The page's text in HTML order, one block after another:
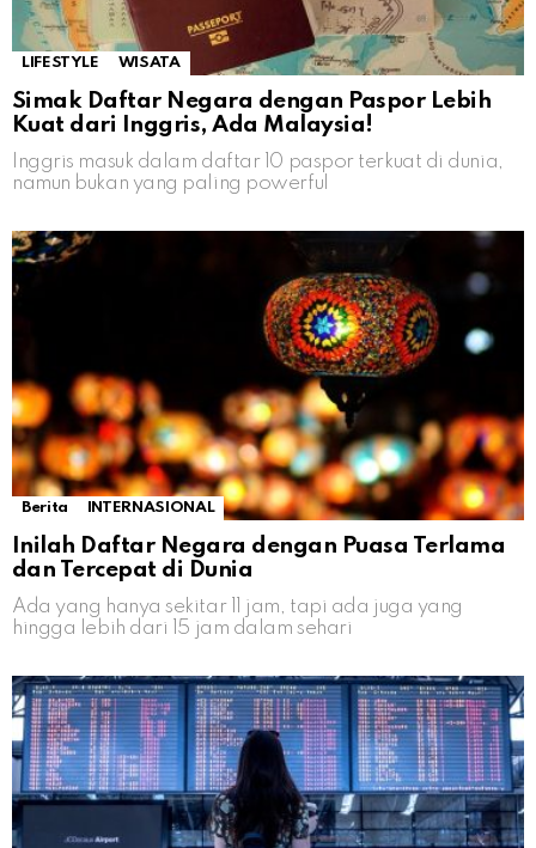
LIFESTYLE WISATA
Simak Daftar Negara dengan Paspor Lebih
Kuat dari Inggris, Ada Malaysia!
Inggris masuk dalam daftar 10 paspor terkuat di dunia,
namun bukan yang paling powerful
Berita INTERNASIONAL
Inilah Daftar Negara dengan Puasa Terlama
dan Tercepat di Dunia
Ada yang hanya sekitar 11 jam, tapi ada juga yang
hingga lebih dari 15 jam dalam sehari